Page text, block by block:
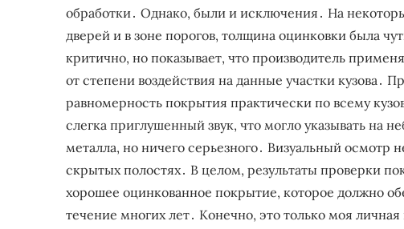
обработки․ Однако, были и исключения․ На
дверей и в зоне порогов, толщина оцинковки была
критично, но показывает, что производитель
от степени воздействия на данные участки кузова․
равномерность покрытия практически по всему
слегка приглушенный звук, что могло указывать на
металла, но ничего серьезного․ Визуальный осмотр
скрытых полостях․ В целом, результаты проверки
хорошее оцинкованное покрытие, которое должно
течение многих лет․ Конечно, это только моя